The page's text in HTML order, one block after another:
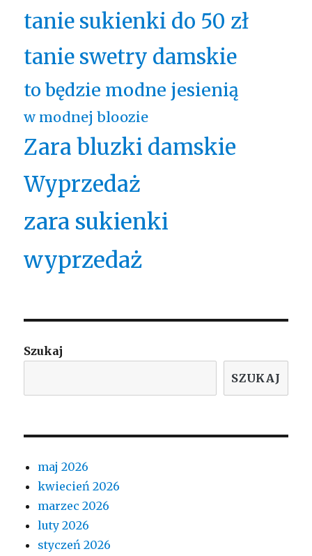
tanie sukienki do 50 zł
tanie swetry damskie
to będzie modne jesienią
w modnej bloozie
Zara bluzki damskie
Wyprzedaż
zara sukienki
wyprzedaż
Szukaj
SZUKAJ
maj 2026
kwiecień 2026
marzec 2026
luty 2026
styczeń 2026